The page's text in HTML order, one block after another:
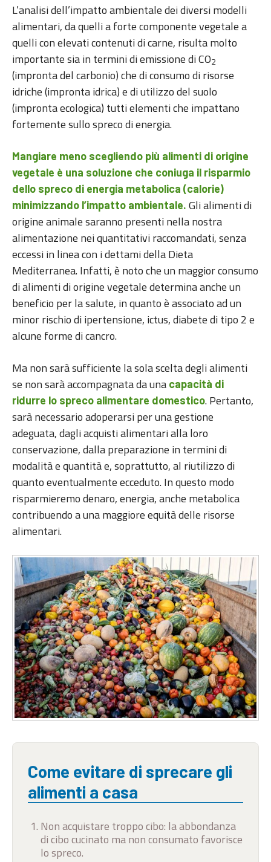
L’analisi dell’impatto ambientale dei diversi modelli
alimentari, da quelli a forte componente vegetale a
quelli con elevati contenuti di carne, risulta molto
importante sia in termini di emissione di CO2
(impronta del carbonio) che di consumo di risorse
idriche (impronta idrica) e di utilizzo del suolo
(impronta ecologica) tutti elementi che impattano
fortemente sullo spreco di energia.
Mangiare meno scegliendo più alimenti di origine
vegetale è una soluzione che coniuga il risparmio
dello spreco di energia metabolica (calorie)
minimizzando l’impatto ambientale. Gli alimenti di
origine animale saranno presenti nella nostra
alimentazione nei quantitativi raccomandati, senza
eccessi in linea con i dettami della Dieta
Mediterranea. Infatti, è noto che un maggior consumo
di alimenti di origine vegetale determina anche un
beneficio per la salute, in quanto è associato ad un
minor rischio di ipertensione, ictus, diabete di tipo 2 e
alcune forme di cancro.
Ma non sarà sufficiente la sola scelta degli alimenti
se non sarà accompagnata da una capacità di
ridurre lo spreco alimentare domestico. Pertanto,
sarà necessario adoperarsi per una gestione
adeguata, dagli acquisti alimentari alla loro
conservazione, dalla preparazione in termini di
modalità e quantità e, soprattutto, al riutilizzo di
quanto eventualmente ecceduto. In questo modo
risparmieremo denaro, energia, anche metabolica
contribuendo a una maggiore equità delle risorse
alimentari.
Come evitare di sprecare gli
alimenti a casa
Non acquistare troppo cibo: la abbondanza
di cibo cucinato ma non consumato favorisce
lo spreco.